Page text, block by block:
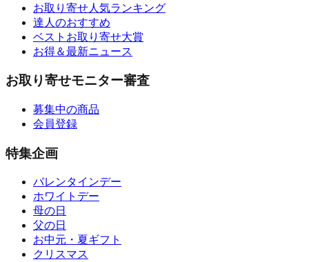
お取り寄せ人気ランキング
達人のおすすめ
ベストお取り寄せ大賞
お得＆最新ニュース
お取り寄せモニター審査
募集中の商品
会員登録
特集企画
バレンタインデー
ホワイトデー
母の日
父の日
お中元・夏ギフト
クリスマス